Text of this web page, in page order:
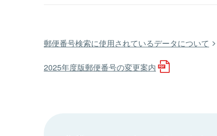
郵便番号検索に使用されているデータについて
2025年度版郵便番号の変更案内